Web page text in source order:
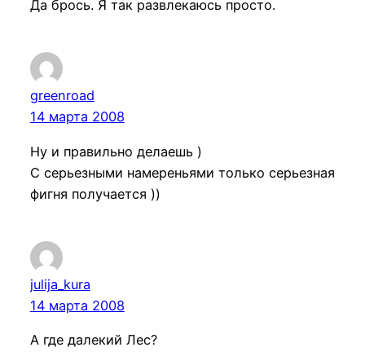
Да брось. Я так развлекаюсь просто.
greenroad
14 марта 2008
Ну и правильно делаешь )
С серьезными намереньями только серьезная
фигня получается ))
julija_kura
14 марта 2008
А где далекий Лес?